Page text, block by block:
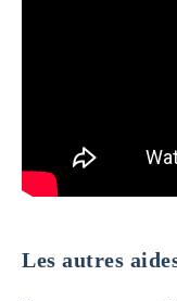
Les autres